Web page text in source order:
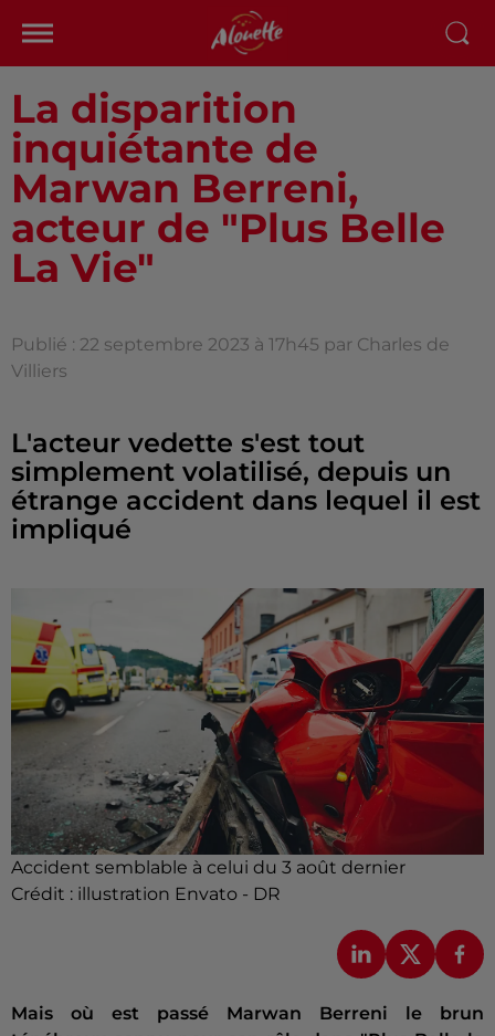
La disparition
inquiétante de
Marwan Berreni,
acteur de "Plus Belle
La Vie"
Publié : 22 septembre 2023 à 17h45 par Charles de
Villiers
L'acteur vedette s'est tout
simplement volatilisé, depuis un
étrange accident dans lequel il est
impliqué
Accident semblable à celui du 3 août dernier
Crédit : illustration Envato - DR
Mais où est passé Marwan Berreni le brun